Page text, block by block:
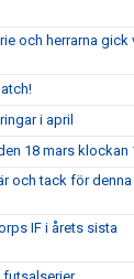
och herrarna gick
i april
18 mars klockan
och tack för denna
IF i årets sista